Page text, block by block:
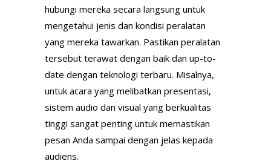
hubungi mereka secara langsung untuk
mengetahui jenis dan kondisi peralatan
yang mereka tawarkan. Pastikan peralatan
tersebut terawat dengan baik dan up-to-
date dengan teknologi terbaru. Misalnya,
untuk acara yang melibatkan presentasi,
sistem audio dan visual yang berkualitas
tinggi sangat penting untuk memastikan
pesan Anda sampai dengan jelas kepada
audiens.